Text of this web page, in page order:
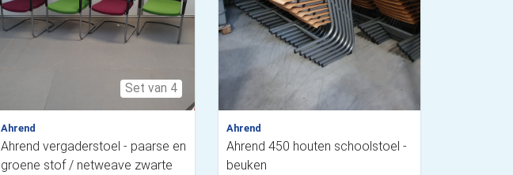
Set van 4
Ahrend
Ahrend vergaderstoel - paarse en
groene stof / netweave zwarte
Ahrend
Ahrend 450 houten schoolstoel -
beuken